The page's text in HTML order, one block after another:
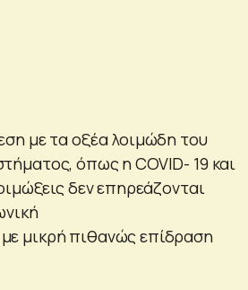
με τα οξέα λοιμώδη του
όπως η COVID- 19 και
δεν επηρεάζονται
μικρή πιθανώς επίδραση